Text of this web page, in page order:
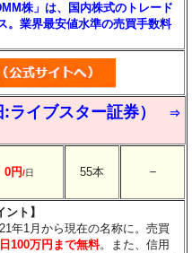
株」は、国内株式のトレード
。業界最安値水準の売買手数料
イブスター証券）
⇒
0円/日 55本 －
ト】
年1月から現在の名称に。売買
100万円まで無料。また、信用